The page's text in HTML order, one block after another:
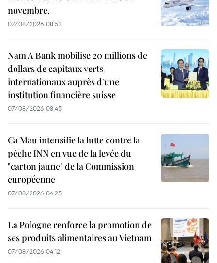
novembre.
07/08/2026 08:52
Nam A Bank mobilise 20 millions de
dollars de capitaux verts
internationaux auprès d'une
institution financière suisse
07/08/2026 08:45
Ca Mau intensifie la lutte contre la
pêche INN en vue de la levée du
"carton jaune" de la Commission
européenne
07/08/2026 04:25
La Pologne renforce la promotion de
ses produits alimentaires au Vietnam
07/08/2026 04:12